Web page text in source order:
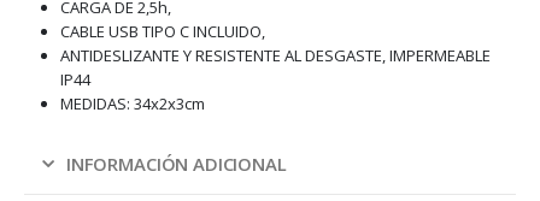
CARGA DE 2,5h,
CABLE USB TIPO C INCLUIDO,
ANTIDESLIZANTE Y RESISTENTE AL DESGASTE, IMPERMEABLE
IP44
MEDIDAS: 34x2x3cm
INFORMACIÓN ADICIONAL